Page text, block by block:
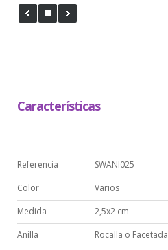
Características
Referencia
SWANI025
Color
Varios
Medida
2,5x2 cm
Anilla
Rocalla o Facetada